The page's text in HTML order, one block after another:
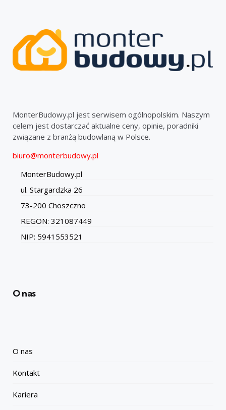
MonterBudowy.pl jest serwisem ogólnopolskim. Naszym
celem jest dostarczać aktualne ceny, opinie, poradniki
związane z branżą budowlaną w Polsce.
biuro@monterbudowy.pl
MonterBudowy.pl
ul. Stargardzka 26
73-200 Choszczno
REGON: 321087449
NIP: 5941553521
O nas
O nas
Kontakt
Kariera